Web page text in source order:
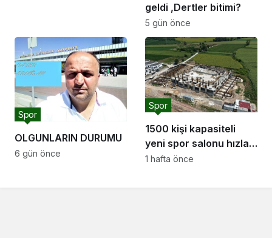
geldi ,Dertler bitimi?
5 gün önce
OLGUNLARIN DURUMU
Spor
6 gün önce
1500 kişi kapasiteli
yeni spor salonu hızla
yükseliyor: “Salon
Spor
1 hafta önce